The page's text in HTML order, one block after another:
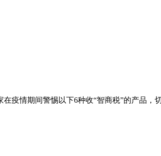
疫情期间警惕以下6种收“智商税”的产品